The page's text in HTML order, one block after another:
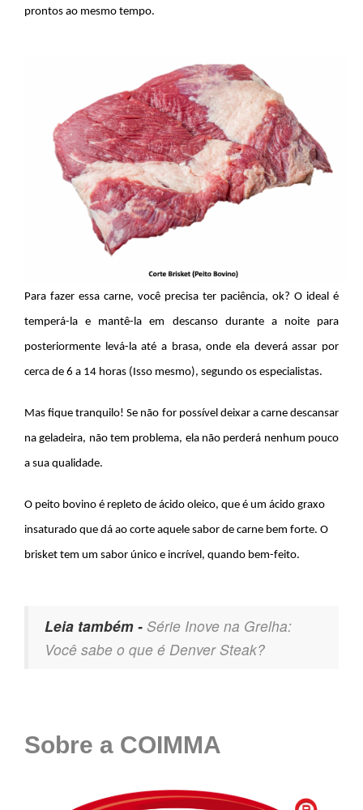
prontos ao mesmo tempo.
Para fazer essa carne, você precisa ter paciência, ok? O ideal é
temperá-la e mantê-la em descanso durante a noite para
posteriormente levá-la até a brasa, onde ela deverá assar por
cerca de 6 a 14 horas (Isso mesmo), segundo os especialistas.
Mas fique tranquilo! Se não for possível deixar a carne descansar
na geladeira, não tem problema, ela não perderá nenhum pouco
a sua qualidade.
O peito bovino é repleto de ácido oleico, que é um ácido graxo
insaturado que dá ao corte aquele sabor de carne bem forte. O
brisket tem um sabor único e incrível, quando bem-feito.
Leia também - Série Inove na Grelha:
Você sabe o que é Denver Steak?
Sobre a COIMMA